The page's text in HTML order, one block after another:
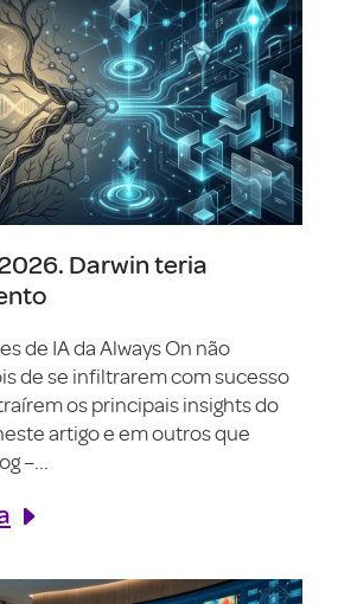
Darwin teria
de IA da Always On não
de se infiltrarem com sucesso
os principais insights do
artigo e em outros que
–...